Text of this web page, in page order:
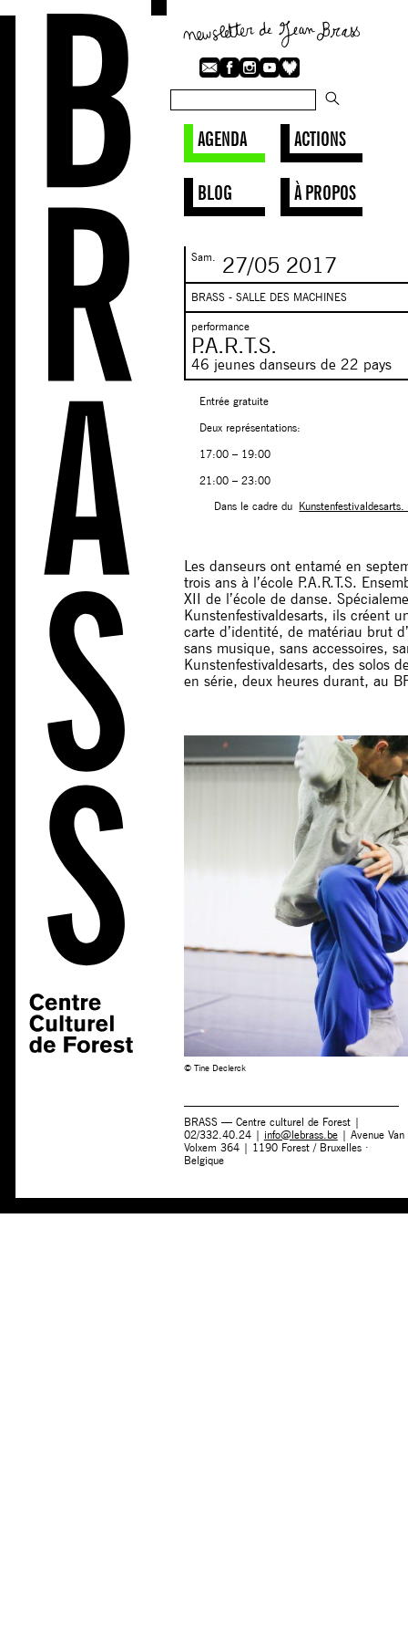
AGENDA ACTIONS
BLOG À PROPOS
Sam. 27/052017
BRASS - SALLE DES MACHINES
performance
P.A.R.T.S.
46 jeunes danseurs de 22 pays
Entrée gratuite
Deux représentations:
17:00 – 19:00
21:00 – 23:00
Dans le cadre du
Les danseurs ont entamé en
trois ans à l’école P.A.R.T.S.
XII de l’école de danse.
Kunstenfestivaldesarts, ils créent
carte d’identité, de matériau brut
sans musique, sans accessoires,
Kunstenfestivaldesarts, des solos
en série, deux heures durant, au
© Tine Declerck
BRASS — Centre culturel de Forest |
02/332.40.24 | info@lebrass.be| Avenue Van
Volxem 364 | 1190 Forest / Bruxelles ·
Belgique